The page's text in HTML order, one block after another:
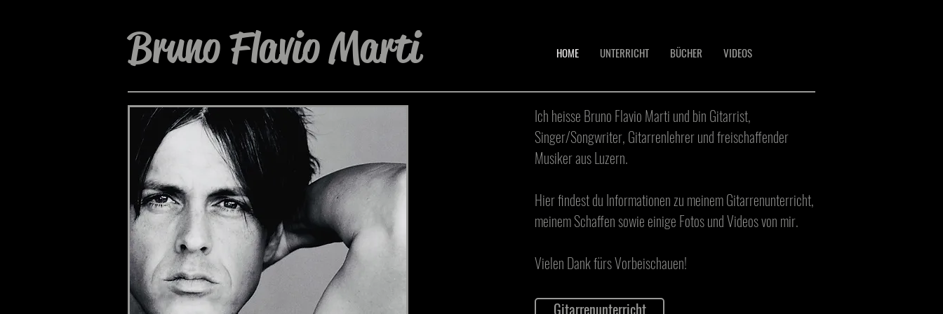
Bruno Flavio Marti HOME UNTERRICHT BÜCHER VIDEOS
Ich heisse Bruno Flavio Marti und bin Gitarrist,
Singer/Songwriter, Gitarrenlehrer und freischaffender
Musiker aus Luzern.
Hier findest du Informationen zu meinem Gitarrenunterricht,
meinem Schaffen sowie einige Fotos und Videos von mir.
Vielen Dank fürs Vorbeischauen!
Gitarrenunterricht